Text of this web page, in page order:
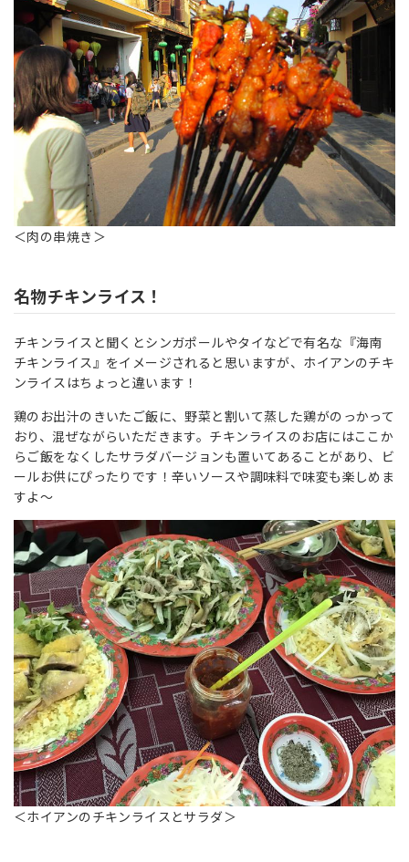
＜肉の串焼き＞
名物チキンライス！
チキンライスと聞くとシンガポールやタイなどで有名な『海南
チキンライス』をイメージされると思いますが、ホイアンのチキ
ンライスはちょっと違います！
鶏のお出汁のきいたご飯に、野菜と割いて蒸した鶏がのっかって
おり、混ぜながらいただきます。チキンライスのお店にはここか
らご飯をなくしたサラダバージョンも置いてあることがあり、ビ
ールお供にぴったりです！辛いソースや調味料で味変も楽しめま
すよ～
＜ホイアンのチキンライスとサラダ＞